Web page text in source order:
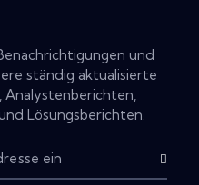
und
ständig aktualisierte
Analystenberichten,
Lösungsberichten.
Subscribe